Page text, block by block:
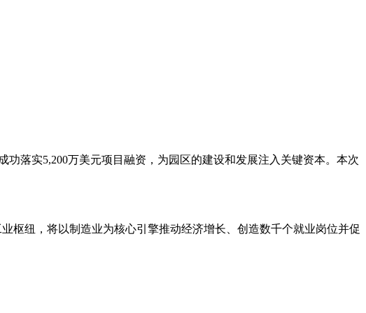
落实5,200万美元项目融资，为园区的建设和发展注入关键资本。本次
枢纽，将以制造业为核心引擎推动经济增长、创造数千个就业岗位并促